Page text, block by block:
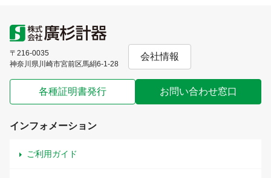
〒216-0035
神奈川県川崎市宮前区馬絹6-1-28
会社情報
各種証明書発行 お問い合わせ窓口
インフォメーション
ご利用ガイド